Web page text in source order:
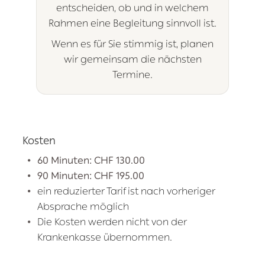
entscheiden, ob und in welchem
Rahmen eine Begleitung sinnvoll ist.
Wenn es für Sie stimmig ist, planen
wir gemeinsam die nächsten
Termine.
Kosten
60 Minuten: CHF 130.00
90 Minuten: CHF 195.00
ein reduzierter Tarif ist nach vorheriger
Absprache möglich
Die Kosten werden nicht von der
Krankenkasse übernommen.